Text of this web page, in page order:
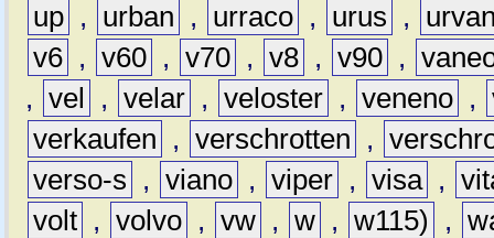
up , urban , urraco , urus ,
v6 , v60 , v70 , v8 , v90 ,
, vel , velar , veloster , veneno ,
verkaufen
, verschrotten ,
verso-s
, viano , viper , visa ,
volt , volvo , vw , w , w115) ,